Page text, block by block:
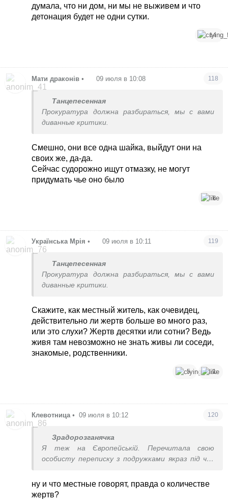
думала, что ни дом, ни мы не выживем и что
детонация будет не одни сутки.
14
Мати драконів • 09 июля в 10:08 118
Танцепесенная
Прокуратура должна разбираться, мы с вами
диванные критики.
Смешно, они все одна шайка, выйдут они на
своих же, да-да.
Сейчас судорожно ищут отмазку, не могут
придумать чье оно было
6
Українська Мрія • 09 июля в 10:11 119
Танцепесенная
Прокуратура должна разбираться, мы с вами
диванные критики.
Скажите, как местный житель, как очевидец,
действительно ли жертв больше во много раз,
или это слухи? Жертв десятки или сотни? Ведь
живя там невозможно не знать живы ли соседи,
знакомые, родственники.
5 1
Клевотница • 09 июля в 10:12 120
Зрадорозганячка
Я теж на Європейській. Перечитала свою
особисту переписку з подружками якраз під час
повідомлення про початок було написане у 4.15.
Були 2 сильні вибухи (які я переплутала з
ну и что местные говорят, правда о количестве
жертв?